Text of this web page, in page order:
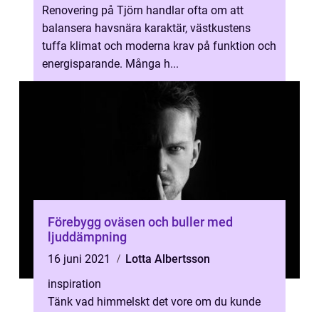
Renovering på Tjörn handlar ofta om att
balansera havsnära karaktär, västkustens
tuffa klimat och moderna krav på funktion och
energisparande. Många h...
Förebygg oväsen och buller med
ljuddämpning
16 juni 2021
Lotta Albertsson
inspiration
Tänk vad himmelskt det vore om du kunde